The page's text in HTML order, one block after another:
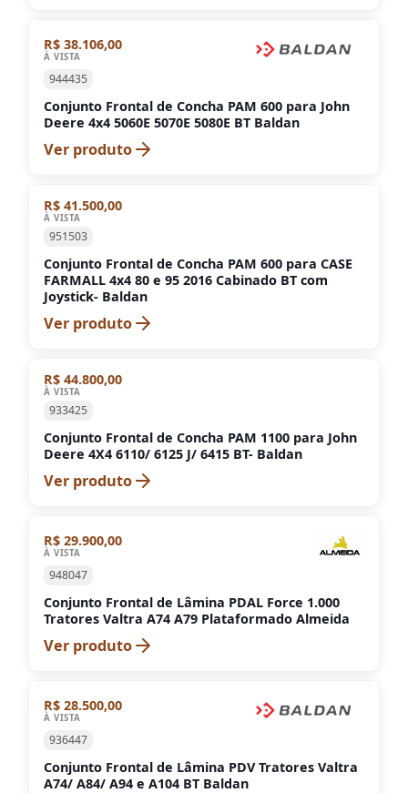
R$ 38.106,00
À VISTA
944435
Conjunto Frontal de Concha PAM 600 para John
Deere 4x4 5060E 5070E 5080E BT Baldan
Ver produto
R$ 41.500,00
À VISTA
951503
Conjunto Frontal de Concha PAM 600 para CASE
FARMALL 4x4 80 e 95 2016 Cabinado BT com
Joystick- Baldan
Ver produto
R$ 44.800,00
À VISTA
933425
Conjunto Frontal de Concha PAM 1100 para John
Deere 4X4 6110/ 6125 J/ 6415 BT- Baldan
Ver produto
R$ 29.900,00
À VISTA
948047
Conjunto Frontal de Lâmina PDAL Force 1.000
Tratores Valtra A74 A79 Plataformado Almeida
Ver produto
R$ 28.500,00
À VISTA
936447
Conjunto Frontal de Lâmina PDV Tratores Valtra
A74/ A84/ A94 e A104 BT Baldan